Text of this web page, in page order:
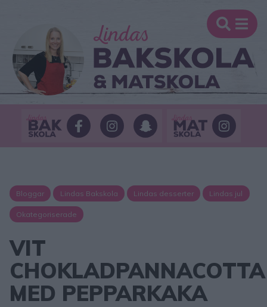
Bloggar Lindas Bakskola Lindas desserter Lindas jul
Okategoriserade
VIT
CHOKLADPANNACOTTA
MED PEPPARKAKA